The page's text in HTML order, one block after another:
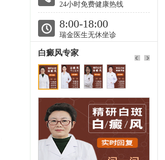
24小时免费健康热线
8:00-18:00
瑞金医生无休坐诊
白癜风专家